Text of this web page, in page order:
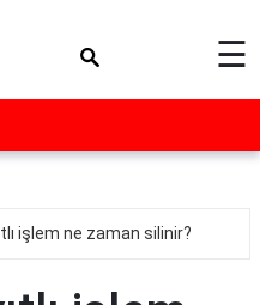
☰
işlem ne zaman silinir?